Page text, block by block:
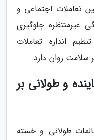
تعاملات اجتماعی و
غیرمنتظره جلوگیری
اندازه تعاملات
سلامت روان دارد.
و طولانی بر
طولانی و خسته